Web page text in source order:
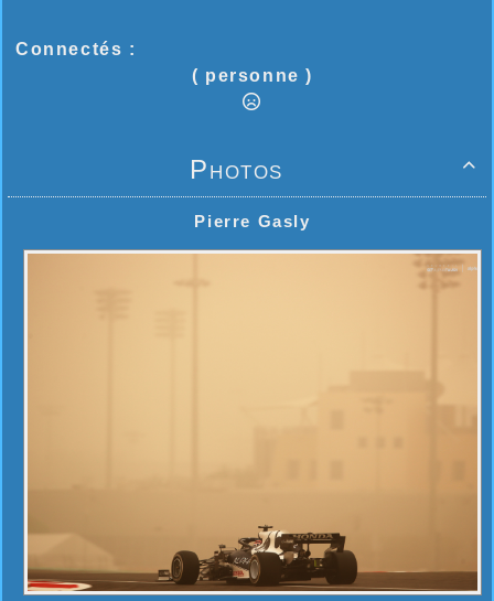
Connectés :
( personne )

Photos
Pierre Gasly